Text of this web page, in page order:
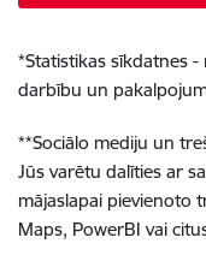
*Statistikas sīkdatnes
darbību un
**Sociālo mediju un
Jūs varētu dalīties ar
mājaslapai pievienoto
Maps, PowerBI vai